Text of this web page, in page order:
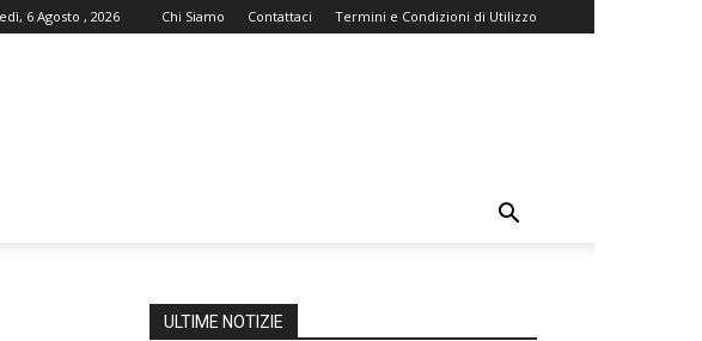
6 Agosto , 2026 Chi Siamo Contattaci Termini e Condizioni di Utilizzo
ULTIME NOTIZIE